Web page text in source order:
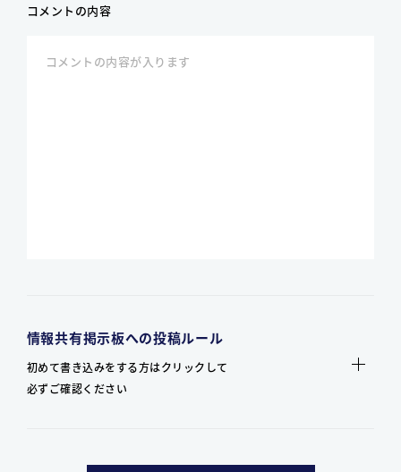
コメントの内容
情報共有掲示板への投稿ルール
初めて書き込みをする方はクリックして
必ずご確認ください